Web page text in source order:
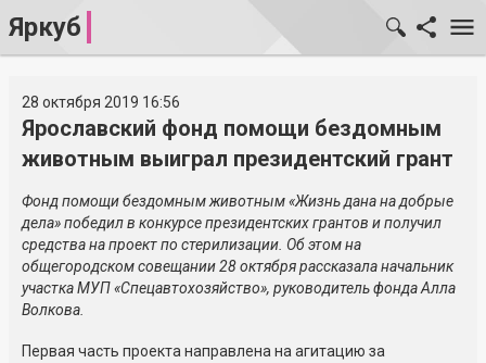
Яркуб
28 октября 2019 16:56
Ярославский фонд помощи бездомным
животным выиграл президентский грант
Фонд помощи бездомным животным «Жизнь дана на добрые
дела» победил в конкурсе президентских грантов и получил
средства на проект по стерилизации. Об этом на
общегородском совещании 28 октября рассказала начальник
участка МУП «Спецавтохозяйство», руководитель фонда Алла
Волкова.
Первая часть проекта направлена на агитацию за